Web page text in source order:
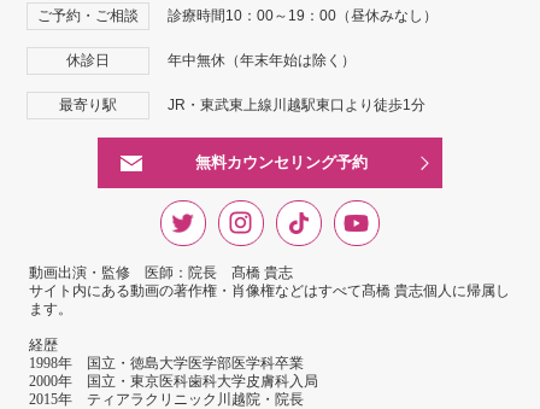
ご予約・ご相談 診療時間10：00～19：00（昼休みなし）
休診日 年中無休（年末年始は除く）
最寄り駅 JR・東武東上線川越駅東口より徒歩1分
無料カウンセリング予約
動画出演・監修 医師：院長 髙橋 貴志
サイト内にある動画の著作権・肖像権などはすべて髙橋 貴志個人に帰属し
ます。
経歴
1998年 国立・徳島大学医学部医学科卒業
2000年 国立・東京医科歯科大学皮膚科入局
2015年 ティアラクリニック川越院・院長